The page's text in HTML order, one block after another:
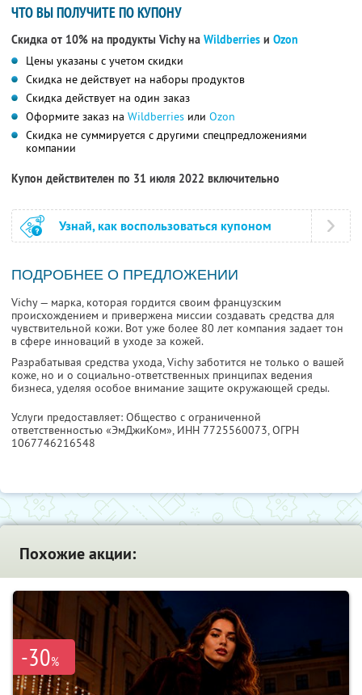
ЧТО ВЫ ПОЛУЧИТЕ ПО КУПОНУ
Скидка от 10% на продукты Vichy на Wildberries и Ozon
Цены указаны с учетом скидки
Скидка не действует на наборы продуктов
Скидка действует на один заказ
Оформите заказ на Wildberries или Ozon
Скидка не суммируется с другими спецпредложениями
компании
Купон действителен по 31 июля 2022 включительно
Узнай, как воспользоваться купоном
ПОДРОБНЕЕ О ПРЕДЛОЖЕНИИ
Vichy — марка, которая гордится своим французским
происхождением и привержена миссии создавать средства для
чувствительной кожи. Вот уже более 80 лет компания задает тон
в сфере инноваций в уходе за кожей.
Разрабатывая средства ухода, Vichy заботится не только о вашей
коже, но и о социально-ответственных принципах ведения
бизнеса, уделяя особое внимание защите окружающей среды.
Услуги предоставляет: Общество с ограниченной
ответственностью «ЭмДжиКом», ИНН 7725560073, ОГРН
1067746216548
Похожие акции:
-30%